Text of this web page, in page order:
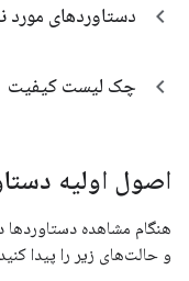
دستاوردهای مورد
چک لیست کیفیت
اصول اولیه
هنگام مشاهده دستاوردها
و حالت‌های زیر را پیدا